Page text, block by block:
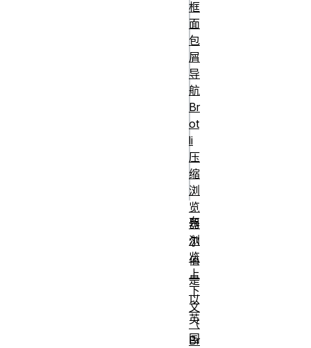
/* JavaScript
for 循环 */
for (control
variable;
boolean
conditional;
counter) {
  // 条件为真时循
环执行的代码
布
尔
值
是
以
英
国
框
面
包
屑
导
航
Br
ot
li
压
缩
浏
览
器
浏
览
上
下
文
（
Br